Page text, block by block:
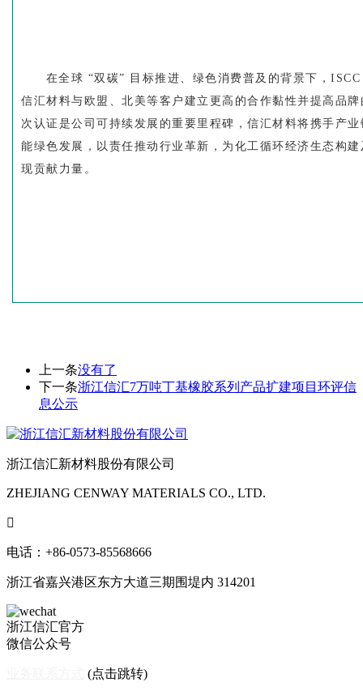
在全球 “双碳” 目标推进、绿色消费普及的背景下，
信汇材料与欧盟、北美等客户建立更高的合作黏性并提高品
次认证是公司可持续发展的重要里程碑，信汇材料将携手产
能绿色发展，以责任推动行业革新，为化工循环经济生态构
现贡献力量。
上一条没有了
下一条浙江信汇7万吨丁基橡胶系列产品扩建项目环评信
息公示
浙江信汇新材料股份有限公司
ZHEJIANG CENWAY MATERIALS CO., LTD.

电话：+86-0573-85568666
浙江省嘉兴港区东方大道三期围堤内 314201
浙江信汇官方
微信公众号
(点击跳转)